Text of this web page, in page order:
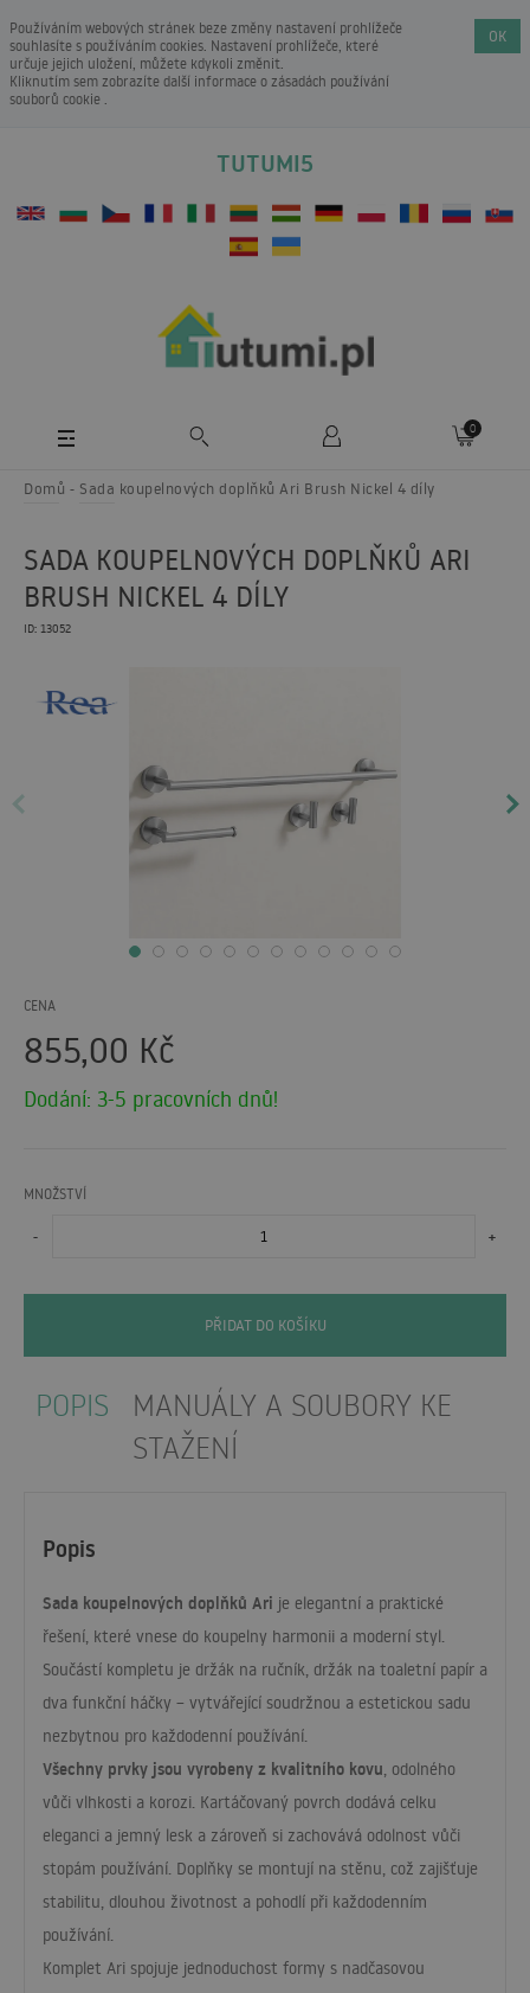
Používáním webových stránek beze změny nastavení prohlížeče
souhlasíte s používáním cookies. Nastavení prohlížeče, které
určuje jejich uložení, můžete kdykoli změnit.
Kliknutím sem zobrazíte další informace o zásadách používání
souborů cookie .
OK
TUTUMI5
0
Domů Sada koupelnových doplňků Ari Brush Nickel 4 díly
SADA KOUPELNOVÝCH DOPLŇKŮ ARI
BRUSH NICKEL 4 DÍLY
ID: 13052
CENA
855,00 Kč
Dodání: 3-5 pracovních dnů!
MNOŽSTVÍ
- +
PŘIDAT DO KOŠÍKU
POPIS
MANUÁLY A SOUBORY KE
STAŽENÍ
Popis
Sada koupelnových doplňků Ari je elegantní a praktické
řešení, které vnese do koupelny harmonii a moderní styl.
Součástí kompletu je držák na ručník, držák na toaletní papír a
dva funkční háčky – vytvářející soudržnou a estetickou sadu
nezbytnou pro každodenní používání.
Všechny prvky jsou vyrobeny z kvalitního kovu, odolného
vůči vlhkosti a korozi. Kartáčovaný povrch dodává celku
eleganci a jemný lesk a zároveň si zachovává odolnost vůči
stopám používání. Doplňky se montují na stěnu, což zajišťuje
stabilitu, dlouhou životnost a pohodlí při každodenním
používání.
Komplet Ari spojuje jednoduchost formy s nadčasovou